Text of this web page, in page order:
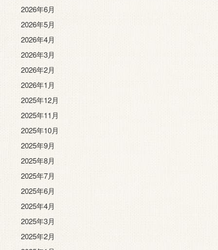
2026年6月
2026年5月
2026年4月
2026年3月
2026年2月
2026年1月
2025年12月
2025年11月
2025年10月
2025年9月
2025年8月
2025年7月
2025年6月
2025年4月
2025年3月
2025年2月